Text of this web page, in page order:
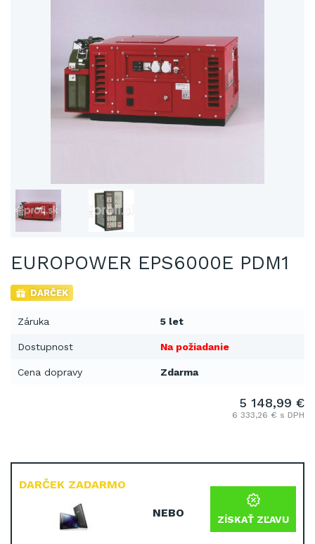
EUROPOWER EPS6000E PDM1
DARČEK
Záruka 5 let
Dostupnost Na požiadanie
Cena dopravy Zdarma
DARČEK ZADARMO
NEBO ZÍSKAŤ ZĽAVU
5 148,99 €
6 333,26 € s DPH